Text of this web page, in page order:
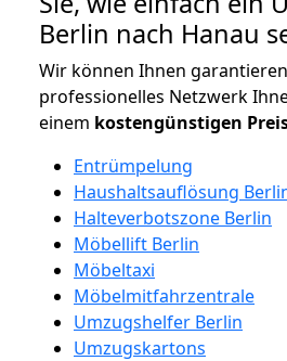
Berlin nach Hanau
Wir können Ihnen
professionelles Netzwerk
einem kostengünstigen
Entrümpelung
Haushaltsauflösung
Halteverbotszone Berlin
Möbellift Berlin
Möbeltaxi
Möbelmitfahrzentrale
Umzugshelfer Berlin
Umzugskartons